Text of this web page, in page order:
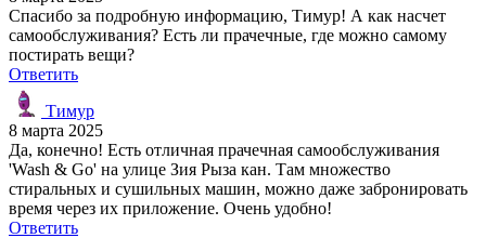
Спасибо за подробную информацию, Тимур! А как насчет
самообслуживания? Есть ли прачечные, где можно самому
постирать вещи?
Ответить
Тимур
8 марта 2025
Да, конечно! Есть отличная прачечная самообслуживания
'Wash & Go' на улице Зия Рыза кан. Там множество
стиральных и сушильных машин, можно даже забронировать
время через их приложение. Очень удобно!
Ответить